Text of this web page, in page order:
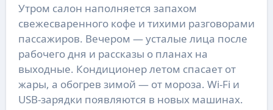
Утром салон наполняется запахом
свежесваренного кофе и тихими разговорами
пассажиров. Вечером — усталые лица после
рабочего дня и рассказы о планах на
выходные. Кондиционер летом спасает от
жары, а обогрев зимой — от мороза. Wi-Fi и
USB-зарядки появляются в новых машинах.